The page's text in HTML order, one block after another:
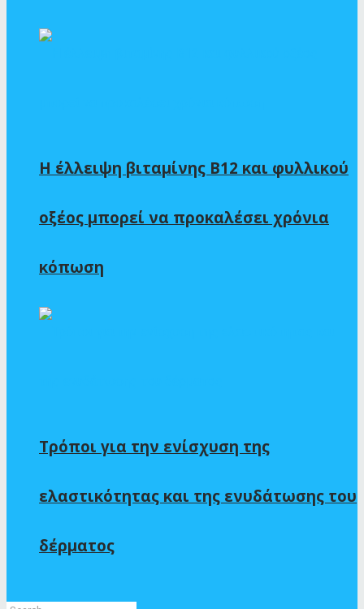
Η έλλειψη βιταμίνης Β12 και φυλλικού
οξέος μπορεί να προκαλέσει χρόνια
κόπωση
Τρόποι για την ενίσχυση της
ελαστικότητας και της ενυδάτωσης του
δέρματος